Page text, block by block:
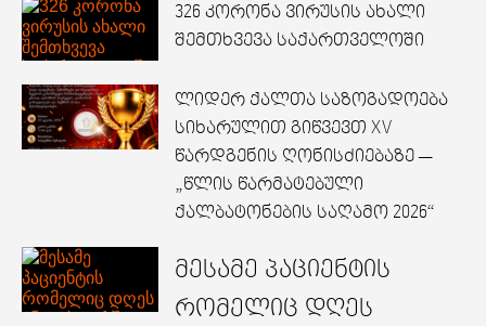
326 კორონა ვირუსის ახალი
შემთხვევა საქართველოში
ლიდერ ქალთა საზოგადოება
სიხარულით გიწვევთ XV
წარდგენის ღონისძიებაზე —
„წლის წარმატებული
ქალბატონების საღამო 2026“
მესამე პაციენტის
რომელიც დღეს